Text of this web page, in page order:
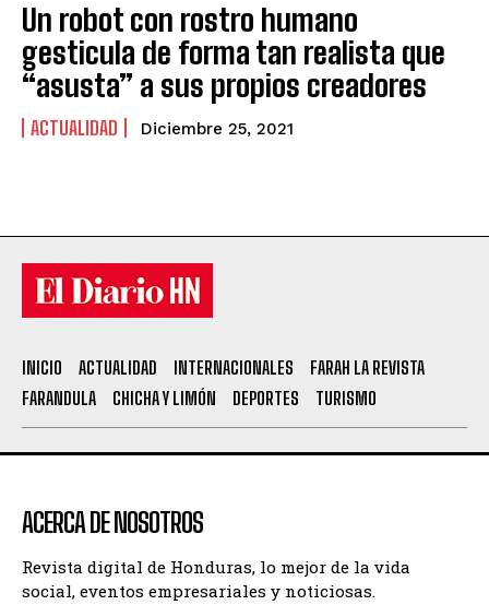
Un robot con rostro humano
gesticula de forma tan realista que
“asusta” a sus propios creadores
ACTUALIDAD Diciembre 25, 2021
INICIO ACTUALIDAD INTERNACIONALES
FARAH LA REVISTA
FARANDULA
CHICHA Y LIMÓN DEPORTES TURISMO
ACERCA DE NOSOTROS
Revista digital de Honduras, lo mejor de la vida
social, eventos empresariales y noticiosas.